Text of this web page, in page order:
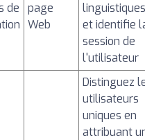
de
page
Web
linguistiques
et identifie
session de
l'utilisateur
Distinguez
utilisateurs
uniques en
attribuant